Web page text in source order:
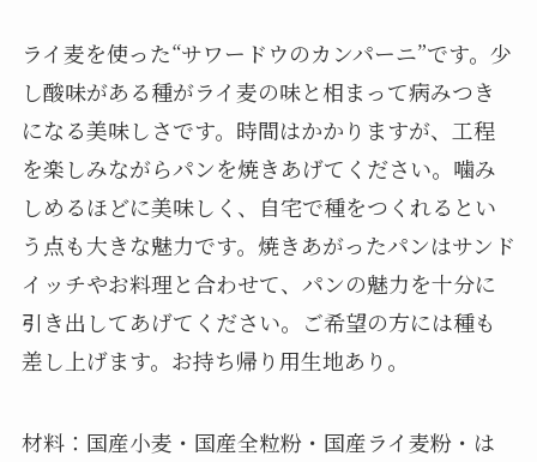
ライ麦を使った“サワードウのカンパーニ”です。少
し酸味がある種がライ麦の味と相まって病みつき
になる美味しさです。時間はかかりますが、工程
を楽しみながらパンを焼きあげてください。噛み
しめるほどに美味しく、自宅で種をつくれるとい
う点も大きな魅力です。焼きあがったパンはサンド
イッチやお料理と合わせて、パンの魅力を十分に
引き出してあげてください。ご希望の方には種も
差し上げます。お持ち帰り用生地あり。
材料：国産小麦・国産全粒粉・国産ライ麦粉・は